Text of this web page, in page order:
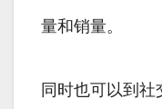
量和销量。
同时也可以到